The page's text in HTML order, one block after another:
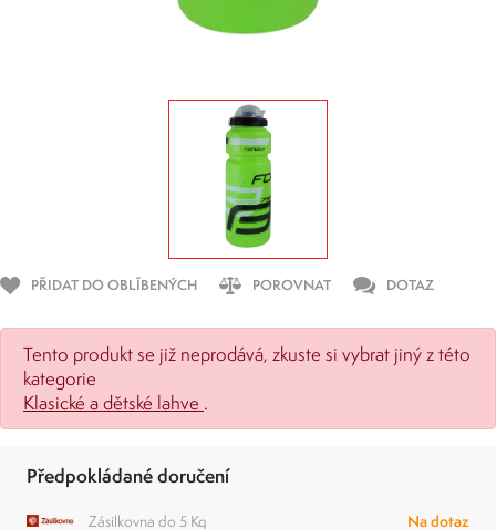
PŘIDAT DO OBLÍBENÝCH POROVNAT DOTAZ
Tento produkt se již neprodává, zkuste si vybrat jiný z této
kategorie
Klasické a dětské lahve .
Předpokládané doručení
Zásilkovna do 5 Kg
Na dotaz